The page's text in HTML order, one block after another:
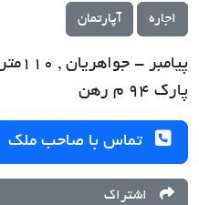
اجاره آپارتمان
پارک 94 م رهن
تماس با صاحب ملک
اشتراک